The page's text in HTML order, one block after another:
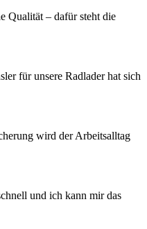
Qualität – dafür steht die
für unsere Rad­lader hat sich
wird der Arbeits­alltag
und ich kann mir das